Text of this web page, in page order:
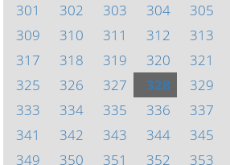
301
302 303 304 305
309
310 311 312 313
317
318 319 320 321
325
326 327 328 329
333
334 335 336 337
341
342 343 344 345
349
350 351 352 353